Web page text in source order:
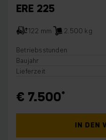
ERE 225
122 mm
2.500 kg
Betriebsstunden
Baujahr
Lieferzeit
€ 7.500
IN DEN